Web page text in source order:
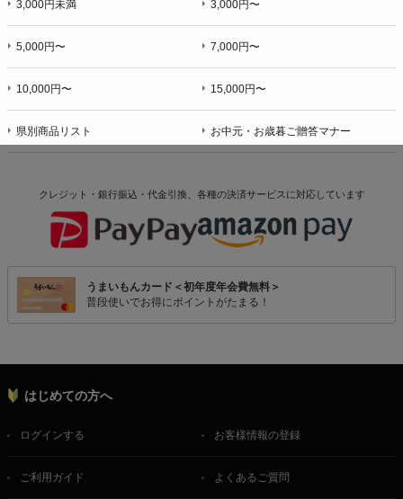
3,000円未満 3,000円〜
5,000円〜 7,000円〜
10,000円〜 15,000円〜
県別商品リスト お中元・お歳暮ご贈答マナー
クレジット・銀行振込・代金引換、各種の決済サービスに対応しています
うまいもんカード＜初年度年会費無料＞
普段使いでお得にポイントがたまる！
はじめての方へ
ログインする お客様情報の登録
ご利用ガイド よくあるご質問